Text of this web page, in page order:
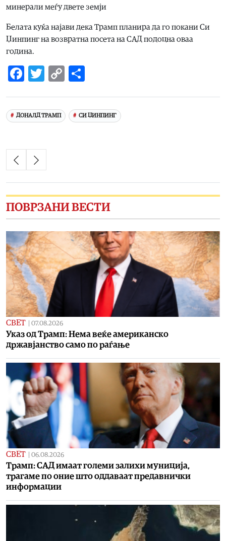
минерали меѓу двете земји
Белата куќа најави дека Трамп планира да го покани Си
Џинпинг на возвратна посета на САД подоцна оваа
година.
Facebook
Twitter
Copy
ДОНАЛД ТРАМП СИ ЏИНПИНГ
ПОВРЗАНИ ВЕСТИ
СВЕТ 07.08.2026
Указ од Трамп: Нема веќе американско
државјанство само по раѓање
СВЕТ 06.08.2026
Трамп: САД имаат големи залихи муниција,
трагаме по оние што оддаваат предавнички
информации